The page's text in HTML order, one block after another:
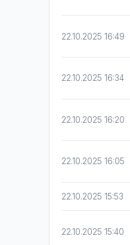
22.10.2025 16:49
22.10.2025 16:34
22.10.2025 16:20
22.10.2025 16:05
22.10.2025 15:53
22.10.2025 15:40